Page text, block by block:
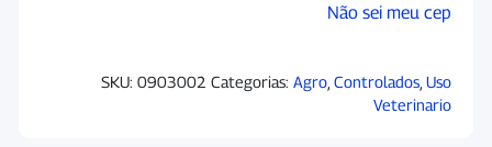
Não sei meu cep
SKU: 0903002 Categorias: Agro Controlados Uso
Veterinario